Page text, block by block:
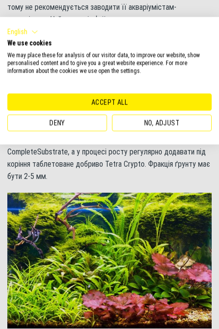
тому не рекомендується заводити її акваріумістам-
початківцям. Найкраще німфеї виглядатимуть у просторих
акваріумах з висотою 40-50 см. Основна складність полягає у
необхідності підтримувати невисоку розетку підводного листя
і не давати сильно розростатися надводним.
природні предки, правильний ґрунт – це половина успіху у
вирощуванні німфей. Він має бути насичений поживними
елементами, тому при запуску акваріума важливо вкласти на
CompleteSubstrate, а у процесі росту регулярно додавати під
коріння таблетоване добриво Tetra Crypto. Фракція ґрунту має
бути 2-5 мм.
English
We use cookies
We may place these for analysis of our visitor data, to improve our website, show
personalised content and to give you a great website experience. For more
information about the cookies we use open the settings.
ACCEPT ALL
DENY NO, ADJUST